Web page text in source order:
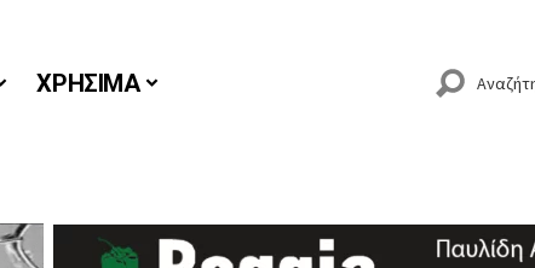
ΧΡΗΣΙΜΑ